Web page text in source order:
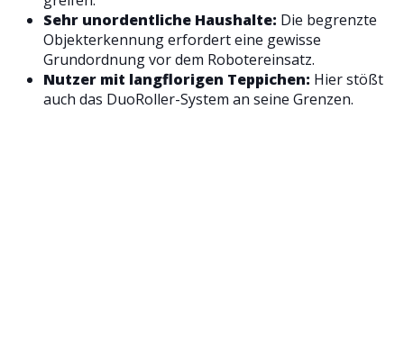
Sehr unordentliche Haushalte: Die begrenzte
Objekterkennung erfordert eine gewisse
Grundordnung vor dem Robotereinsatz.
Nutzer mit langflorigen Teppichen: Hier stößt
auch das DuoRoller-System an seine Grenzen.